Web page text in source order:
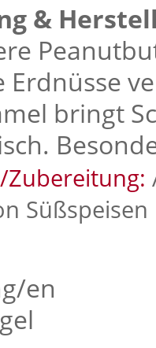
&
Erdnüsse
bringt
Süßspeisen
en